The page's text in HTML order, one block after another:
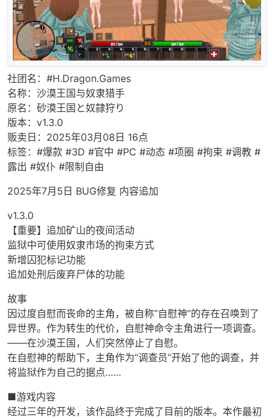
社团名：#H.Dragon.Games
名称：沙漠王国与奴隶猎手
原名：砂漠王国と奴隷狩り
版本：v1.3.0
贩卖日：2025年03月08日 16点
标签：#爆款 #3D #官中 #PC #动态 #项圈 #拘束 #调教 #
露出 #奴仆 #限制自由
2025年7月5日 BUG修复 内容追加
v1.3.0
【重要】追加矿山的夜间活动
监狱中可使用奴隶市场的拘束方式
新增囚犯标记功能
追加处刑后废弃尸体的功能
故事
因过度自慰而丧命的主角，被自称“自慰神”的存在召唤到了
异世界。作为转生的代价，自慰神命令主角进行一项调查。
——在沙漠王国，人们突然停止了自慰。
在自慰神的帮助下，主角作为“调查员”开始了他的调查，并
将监狱作为自己的据点……
■游戏内容
经过三年的开发，该作品终于完成了目前的版本。本作最初